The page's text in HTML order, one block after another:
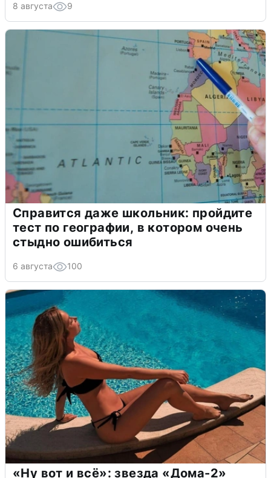
8 августа 9
Справится даже школьник: пройдите
тест по географии, в котором очень
стыдно ошибиться
6 августа 100
«Ну вот и всё»: звезда «Дома-2»